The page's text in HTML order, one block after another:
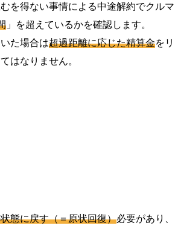
を得ない事情による中途解約でクルマ
」を超えているかを確認します。
た場合は超過距離に応じた精算金をリ
はなりません。
態に戻す（＝原状回復）必要があり、